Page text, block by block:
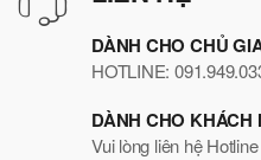
DÀNH CHO CHỦ
HOTLINE:
DÀNH CHO KHÁCH
Vui lòng liên hệ